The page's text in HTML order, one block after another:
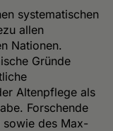
systematischen
allen
Nationen.
Gründe
Altenpflege als
Forschende
sowie des Max-